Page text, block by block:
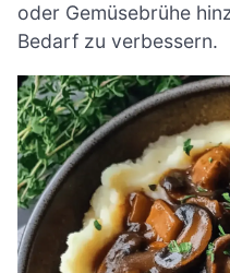
oder Gemüsebrühe
Bedarf zu verbessern.